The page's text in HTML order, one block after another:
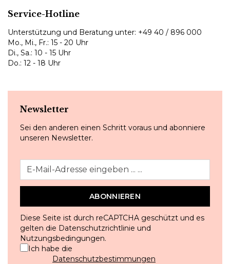
Service-Hotline
Unterstützung und Beratung unter: +49 40 / 896 000
Mo., Mi., Fr.: 15 - 20 Uhr
Di., Sa.: 10 - 15 Uhr
Do.: 12 - 18 Uhr
Newsletter
Sei den anderen einen Schritt voraus und abonniere
unseren Newsletter.
ABONNIEREN
Diese Seite ist durch reCAPTCHA geschützt und es
gelten die Datenschutzrichtlinie und
Nutzungsbedingungen.
Ich habe die
Datenschutzbestimmungen